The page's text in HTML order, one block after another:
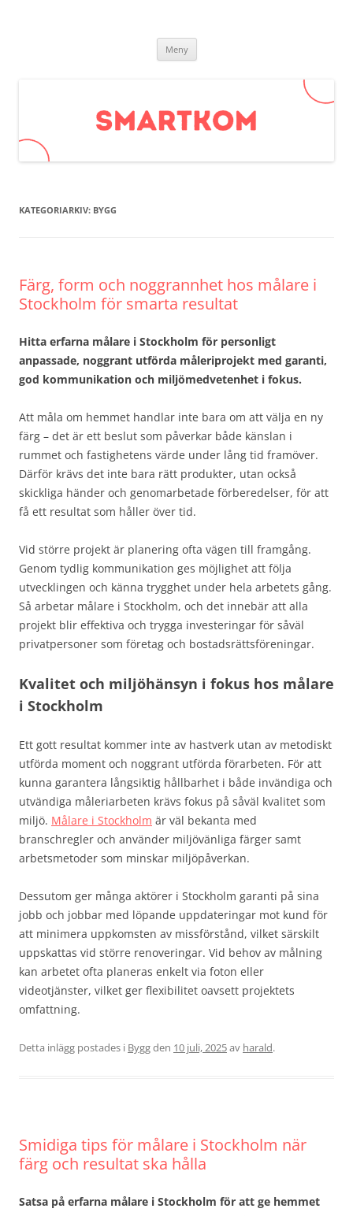
Meny Hoppa
innehåll
KATEGORIARKIV: BYGG
Färg, form och noggrannhet hos målare i
Stockholm för smarta resultat
Hitta erfarna målare i Stockholm för personligt
anpassade, noggrant utförda måleriprojekt med garanti,
god kommunikation och miljömedvetenhet i fokus.
Att måla om hemmet handlar inte bara om att välja en ny
färg – det är ett beslut som påverkar både känslan i
rummet och fastighetens värde under lång tid framöver.
Därför krävs det inte bara rätt produkter, utan också
skickliga händer och genomarbetade förberedelser, för att
få ett resultat som håller över tid.
Vid större projekt är planering ofta vägen till framgång.
Genom tydlig kommunikation ges möjlighet att följa
utvecklingen och känna trygghet under hela arbetets gång.
Så arbetar målare i Stockholm, och det innebär att alla
projekt blir effektiva och trygga investeringar för såväl
privatpersoner som företag och bostadsrättsföreningar.
Kvalitet och miljöhänsyn i fokus hos målare
i Stockholm
Ett gott resultat kommer inte av hastverk utan av metodiskt
utförda moment och noggrant utförda förarbeten. För att
kunna garantera långsiktig hållbarhet i både invändiga och
utvändiga måleriarbeten krävs fokus på såväl kvalitet som
miljö. Målare i Stockholm är väl bekanta med
branschregler och använder miljövänliga färger samt
arbetsmetoder som minskar miljöpåverkan.
Dessutom ger många aktörer i Stockholm garanti på sina
jobb och jobbar med löpande uppdateringar mot kund för
att minimera uppkomsten av missförstånd, vilket särskilt
uppskattas vid större renoveringar. Vid behov av målning
kan arbetet ofta planeras enkelt via foton eller
videotjänster, vilket ger flexibilitet oavsett projektets
omfattning.
Detta inlägg postades i Byggden 10 juli, 2025av harald.
Smidiga tips för målare i Stockholm när
färg och resultat ska hålla
Satsa på erfarna målare i Stockholm för att ge hemmet